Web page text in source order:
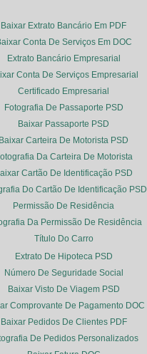
Baixar Extrato Bancário Em PDF
Conta De Serviços Em DOC
Extrato Bancário Empresarial
Conta De Serviços Empresarial
Certificado Empresarial
Fotografia De Passaporte PSD
Baixar Passaporte PSD
Baixar Carteira De Motorista PSD
Da Carteira De Motorista
Cartão De Identificação PSD
Do Cartão De Identificação PSD
Permissão De Residência
Da Permissão De Residência
Título Do Carro
Extrato De Hipoteca PSD
Número De Seguridade Social
Baixar Visto De Viagem PSD
Comprovante De Pagamento DOC
Baixar Pedidos De Clientes PDF
De Pedidos Personalizados